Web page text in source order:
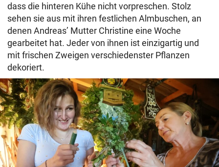
dass die hinteren Kühe nicht vorpreschen. Stolz
sehen sie aus mit ihren festlichen Almbuschen, an
denen Andreas’ Mutter Christine eine Woche
gearbeitet hat. Jeder von ihnen ist einzigartig und
mit frischen Zweigen verschiedenster Pflanzen
dekoriert.